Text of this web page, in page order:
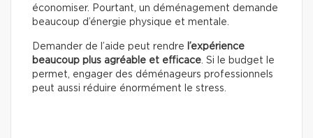
économiser. Pourtant, un déménagement demande
beaucoup d’énergie physique et mentale.
Demander de l’aide peut rendre l’expérience
beaucoup plus agréable et efficace. Si le budget le
permet, engager des déménageurs professionnels
peut aussi réduire énormément le stress.